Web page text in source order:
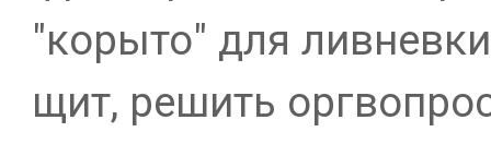
"корыто" для
щит, решить